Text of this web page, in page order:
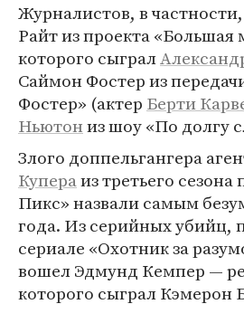
Журналистов, в
Райт из проекта «Большая
которого сыграл
Саймон Фостер из
Фостер» (актер Берти
Ньютониз шоу «По долгу
Злого доппельгангера
Купераиз третьего сезона
Пикс» назвали самым
года. Из серийных убийц,
сериале «Охотник за
вошел Эдмунд Кемпер —
которого сыграл Кэмерон